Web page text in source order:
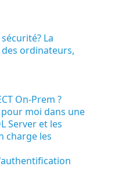
La
ordinateurs,
On-Prem ?
pour moi dans une
Server et les
charge les